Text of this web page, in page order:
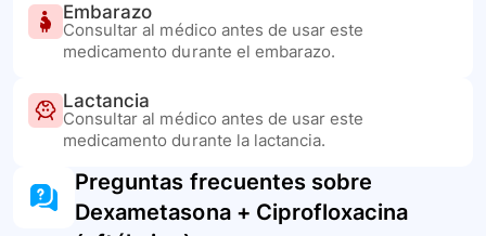
Embarazo
Consultar al médico antes de usar este
medicamento durante el embarazo.
Lactancia
Consultar al médico antes de usar este
medicamento durante la lactancia.
Preguntas frecuentes sobre
Dexametasona + Ciprofloxacina